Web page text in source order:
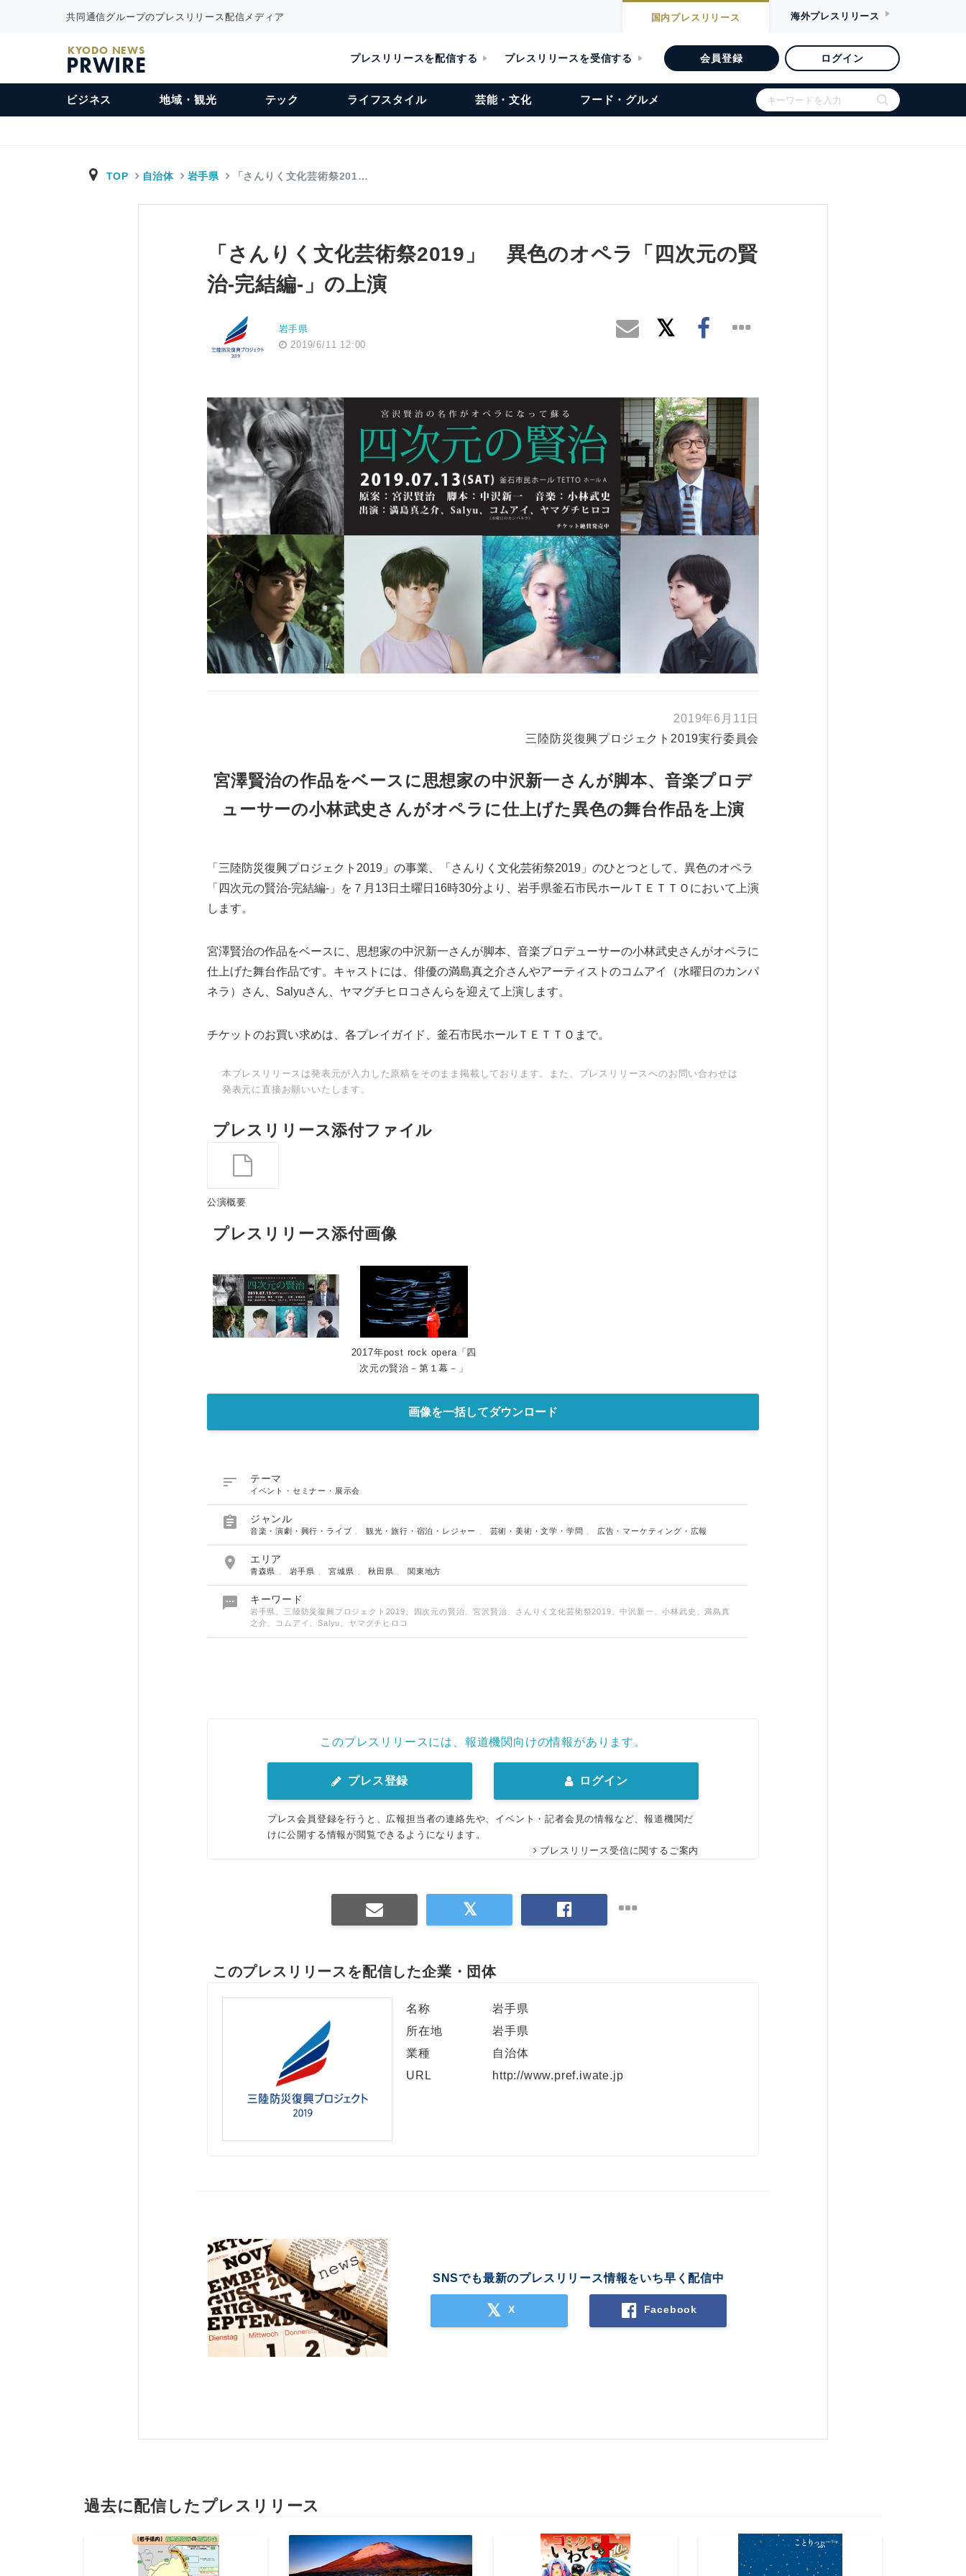
共同通信グループのプレスリリース配信メディア 国内プレスリリース 海外プレスリリース
KYODO NEWS
PRWIRE プレスリリースを配信する プレスリリースを受信する 会員登録 ログイン
ビジネス 地域・観光 テック ライフスタイル 芸能・文化 フード・グルメ
TOP 自治体 岩手県 「さんりく文化芸術祭201…
「さんりく文化芸術祭2019」 異色のオペラ「四次元の賢
治-完結編-」の上演
岩手県
2019/6/11 12:00
2019年6月11日
三陸防災復興プロジェクト2019実行委員会
宮澤賢治の作品をベースに思想家の中沢新一さんが脚本、音楽プロデ
ューサーの小林武史さんがオペラに仕上げた異色の舞台作品を上演
「三陸防災復興プロジェクト2019」の事業、「さんりく文化芸術祭2019」のひとつとして、異色のオペラ
「四次元の賢治-完結編-」を７月13日土曜日16時30分より、岩手県釜石市民ホールＴＥＴＴＯにおいて上演
します。
宮澤賢治の作品をベースに、思想家の中沢新一さんが脚本、音楽プロデューサーの小林武史さんがオペラに
仕上げた舞台作品です。キャストには、俳優の満島真之介さんやアーティストのコムアイ（水曜日のカンパ
ネラ）さん、Salyuさん、ヤマグチヒロコさんらを迎えて上演します。
チケットのお買い求めは、各プレイガイド、釜石市民ホールＴＥＴＴＯまで。
本プレスリリースは発表元が入力した原稿をそのまま掲載しております。また、プレスリリースへのお問い合わせは
発表元に直接お願いいたします。
プレスリリース添付ファイル
公演概要
プレスリリース添付画像
2017年post rock opera「四
次元の賢治－第１幕－」
画像を一括してダウンロード
 テーマ
イベント・セミナー・展示会
 ジャンル
音楽・演劇・興行・ライブ 、 観光・旅行・宿泊・レジャー 、 芸術・美術・文学・学問 、 広告・マーケティング・広報
 エリア
青森県 、 岩手県 、宮城県 、秋田県 、 関東地方
 キーワード
岩手県、三陸防災復興プロジェクト2019、四次元の賢治、宮沢賢治、さんりく文化芸術祭2019、中沢新一、小林武史、満島真
之介、コムアイ、Salyu、ヤマグチヒロコ
このプレスリリースには、報道機関向けの情報があります。
プレス登録 ログイン
プレス会員登録を行うと、広報担当者の連絡先や、イベント・記者会見の情報など、報道機関だ
けに公開する情報が閲覧できるようになります。
プレスリリース受信に関するご案内
このプレスリリースを配信した企業・団体
名称
岩手県
所在地
岩手県
業種
自治体
URL
http://www.pref.iwate.jp
SNSでも最新のプレスリリース情報をいち早く配信中
X Facebook
過去に配信したプレスリリース
English